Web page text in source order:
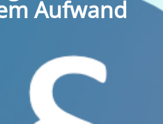
Aufwand